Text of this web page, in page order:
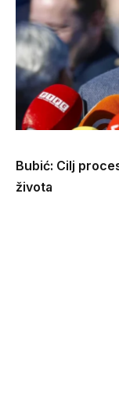
Bubić: Cilj
života